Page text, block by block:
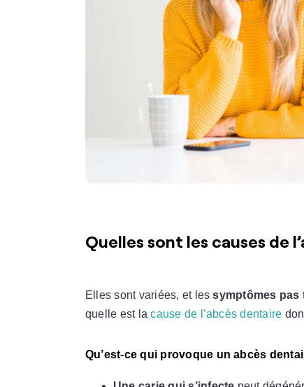
Quelles sont les causes de
Elles sont variées, et les symptômes pas
quelle est lacause de l’abcès dentaire
Qu’est-ce qui provoque un abcès